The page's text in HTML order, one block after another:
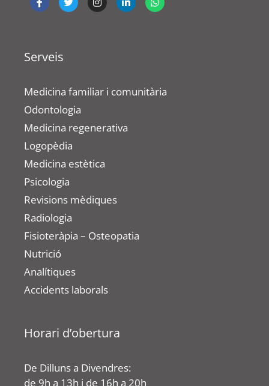
Serveis
Medicina familiar i comunitària
Odontologia
Medicina regenerativa
Logopèdia
Medicina estètica
Psicologia
Revisions mèdiques
Radiologia
Fisioteràpia – Osteopatia
Nutrició
Analítiques
Accidents laborals
Horari d’obertura
De Dilluns a Divendres:
de 9h a 13h i de 16h a 20h